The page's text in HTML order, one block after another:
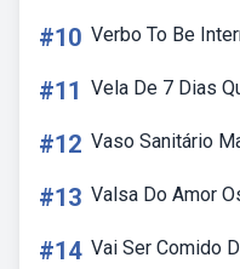
#10 Verbo To Be
#11 Vela De 7 Dias
#12 Vaso Sanitário
#13 Valsa Do Amor
#14 Vai Ser Comido